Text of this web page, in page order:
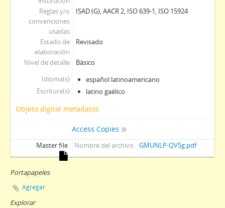
Reglas y/o
convenciones
usadas
ISAD (G), AACR 2, ISO 639-1, ISO 15924
Estado de
elaboración
Revisado
Nivel de detalle
Básico
Idioma(s)
español latinoamericano
Escritura(s)
latino gaélico
Objeto digital metadatos
Access Copies
Master file Nombre del archivo GMUNLP-QV5g.pdf
Portapapeles
Agregar
Explorar